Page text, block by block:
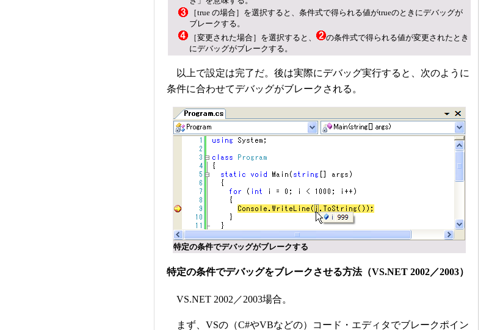
［true の場合］を選択すると、条件式で得られる値がtrueのときにデバッグが
ブレークする。
［変更された場合］を選択すると、
の条件式で得られる値が変更されたとき
にデバッグがブレークする。
以上で設定は完了だ。後は実際にデバッグ実行すると、次のように
条件に合わせてデバッグがブレークされる。
特定の条件でデバッグがブレークする
特定の条件でデバッグをブレークさせる方法（VS.NET 2002／2003）
VS.NET 2002／2003場合。
まず、VSの（C#やVBなどの）コード・エディタでブレークポイン